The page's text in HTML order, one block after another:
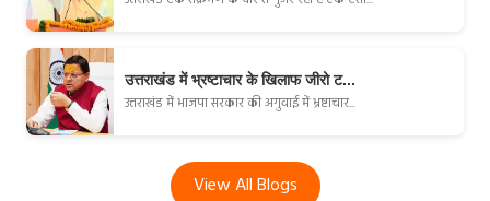
उत्तराखंड में भ्रष्टाचार के खिलाफ जीरो ट...
उत्तराखंड में भाजपा सरकार की अगुवाई में भ्रष्टाचार...
View All Blogs